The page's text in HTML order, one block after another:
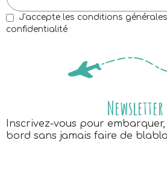
J'accepte les conditions
confidentialité
Newsletter
Inscrivez-vous pour
bord sans jamais faire de